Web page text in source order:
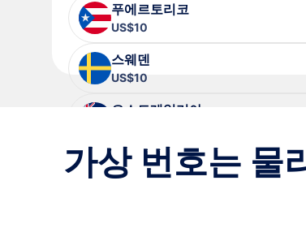
푸에르토리코
US$10
스웨덴
US$10
오스트레일리아
이스라엘
US$23
가상 번호는 물